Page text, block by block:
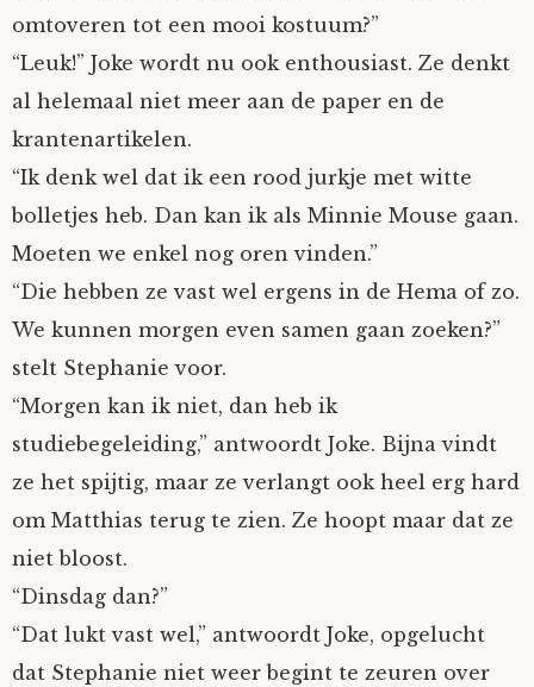
omtoveren tot een mooi kostuum?”
“Leuk!” Joke wordt nu ook enthousiast. Ze denkt
al helemaal niet meer aan de paper en de
krantenartikelen.
“Ik denk wel dat ik een rood jurkje met witte
bolletjes heb. Dan kan ik als Minnie Mouse gaan.
Moeten we enkel nog oren vinden.”
“Die hebben ze vast wel ergens in de Hema of zo.
We kunnen morgen even samen gaan zoeken?”
stelt Stephanie voor.
“Morgen kan ik niet, dan heb ik
studiebegeleiding,” antwoordt Joke. Bijna vindt
ze het spijtig, maar ze verlangt ook heel erg hard
om Matthias terug te zien. Ze hoopt maar dat ze
niet bloost.
“Dinsdag dan?”
“Dat lukt vast wel,” antwoordt Joke, opgelucht
dat Stephanie niet weer begint te zeuren over